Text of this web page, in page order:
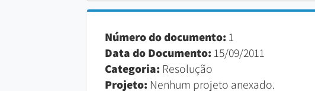
Número do documento: 1
Data do Documento: 15/09/2011
Categoria: Resolução
Projeto: Nenhum projeto anexado.